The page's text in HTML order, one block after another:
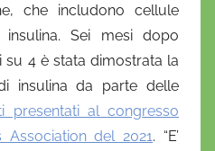
che includono cellule
Sei mesi dopo
su 4 è stata dimostrata la
insulina da parte delle
presentati al congresso
Association del 2021. “E’